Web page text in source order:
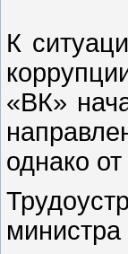
К
«ВК»
однако